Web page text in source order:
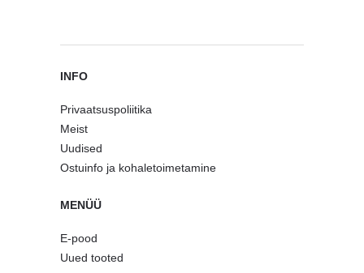
INFO
Privaatsuspoliitika
Meist
Uudised
Ostuinfo ja kohaletoimetamine
MENÜÜ
E-pood
Uued tooted